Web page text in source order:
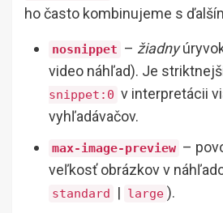
ho často kombinujeme s
nosnippet – žiadny
video náhľad). Je
snippet:0 v interpretácii
vyhľadávačov.
max-image-preview –
veľkosť obrázkov v
standard | large ).